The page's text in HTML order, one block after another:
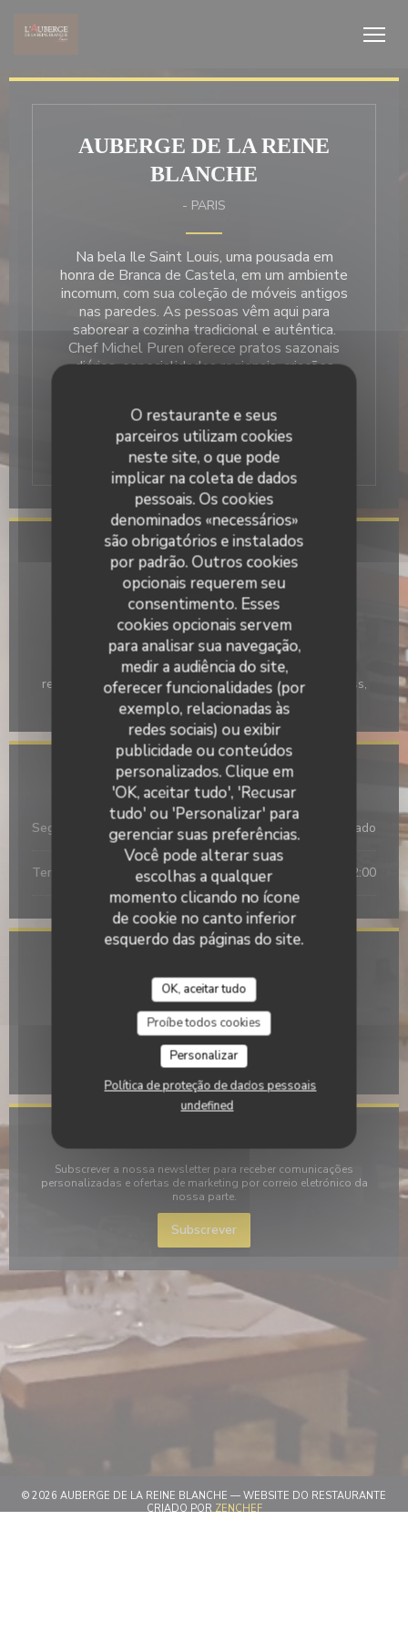
O restaurante e seus
parceiros utilizam cookies
neste site, o que pode
implicar na coleta de dados
pessoais. Os cookies
denominados «necessários»
são obrigatórios e instalados
por padrão. Outros cookies
opcionais requerem seu
consentimento. Esses
cookies opcionais servem
para analisar sua navegação,
medir a audiência do site,
oferecer funcionalidades (por
exemplo, relacionadas às
redes sociais) ou exibir
publicidade ou conteúdos
personalizados. Clique em
'OK, aceitar tudo', 'Recusar
tudo' ou 'Personalizar' para
gerenciar suas preferências.
Você pode alterar suas
escolhas a qualquer
momento clicando no ícone
de cookie no canto inferior
esquerdo das páginas do site.
OK, aceitar tudo
Proíbe todos cookies
Personalizar
Política de proteção de dados pessoais
undefined
AUBERGE DE LA REINE
BLANCHE
- PARIS
Na bela Ile Saint Louis, uma pousada em
honra de Branca de Castela, em um ambiente
incomum, com sua coleção de móveis antigos
nas paredes. As pessoas vêm aqui para
saborear a cozinha tradicional e autêntica.
Chef Michel Puren oferece pratos sazonais
diários, especialidades regionais, criações
há mais de vinte anos, o rebanho lá e
encontrá-lo.
Informações gerais
Serviços
Privatização
Métodos de pagamento
Ticket Restaurante, Eurocard/Mastercard, Títulos de
restaurante, Dinheiro, Visa, Cheques, American Express,
Cartão Azul
Horário de abertura
Segunda-feira Fechado
Ter 12:00 - 14:30 18:00 - 22:00
30, rue Saint Louis en l'Ile 75004 Paris
01 85 15 21 30
Facebook ((abre numa nova janela))
Instagram ((abre numa nova
Subscrever a nossa newsletter para receber comunicações
personalizadas e ofertas de marketing por correio eletrónico da
nossa parte.
Subscrever
© 2026 AUBERGE DE LA REINE BLANCHE — WEBSITE DO RESTAURANTE
CRIADO PORZENCHEF((ABRE NUMA NOVA JANELA))